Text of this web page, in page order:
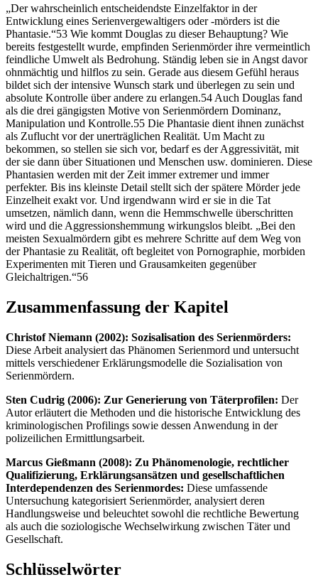
„Der wahrscheinlich entscheidendste Einzelfaktor in der
Entwicklung eines Serienvergewaltigers oder -mörders ist die
Phantasie.“53 Wie kommt Douglas zu dieser Behauptung? Wie
bereits festgestellt wurde, empfinden Serienmörder ihre vermeintlich
feindliche Umwelt als Bedrohung. Ständig leben sie in Angst davor
ohnmächtig und hilflos zu sein. Gerade aus diesem Gefühl heraus
bildet sich der intensive Wunsch stark und überlegen zu sein und
absolute Kontrolle über andere zu erlangen.54 Auch Douglas fand
als die drei gängigsten Motive von Serienmördern Dominanz,
Manipulation und Kontrolle.55 Die Phantasie dient ihnen zunächst
als Zuflucht vor der unerträglichen Realität. Um Macht zu
bekommen, so stellen sie sich vor, bedarf es der Aggressivität, mit
der sie dann über Situationen und Menschen usw. dominieren. Diese
Phantasien werden mit der Zeit immer extremer und immer
perfekter. Bis ins kleinste Detail stellt sich der spätere Mörder jede
Einzelheit exakt vor. Und irgendwann wird er sie in die Tat
umsetzen, nämlich dann, wenn die Hemmschwelle überschritten
wird und die Aggressionshemmung wirkungslos bleibt. „Bei den
meisten Sexualmördern gibt es mehrere Schritte auf dem Weg von
der Phantasie zu Realität, oft begleitet von Pornographie, morbiden
Experimenten mit Tieren und Grausamkeiten gegenüber
Gleichaltrigen.“56
Zusammenfassung der Kapitel
Christof Niemann (2002): Sozisalisation des Serienmörders:
Diese Arbeit analysiert das Phänomen Serienmord und untersucht
mittels verschiedener Erklärungsmodelle die Sozialisation von
Serienmördern.
Sten Cudrig (2006): Zur Generierung von Täterprofilen: Der
Autor erläutert die Methoden und die historische Entwicklung des
kriminologischen Profilings sowie dessen Anwendung in der
polizeilichen Ermittlungsarbeit.
Marcus Gießmann (2008): Zu Phänomenologie, rechtlicher
Qualifizierung, Erklärungsansätzen und gesellschaftlichen
Interdependenzen des Serienmordes: Diese umfassende
Untersuchung kategorisiert Serienmörder, analysiert deren
Handlungsweise und beleuchtet sowohl die rechtliche Bewertung
als auch die soziologische Wechselwirkung zwischen Täter und
Gesellschaft.
Schlüsselwörter